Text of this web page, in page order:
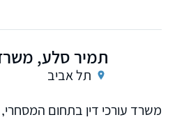
תמיר סלע, משרד
תל אביב
משרד עורכי דין בתחום המסחרי,